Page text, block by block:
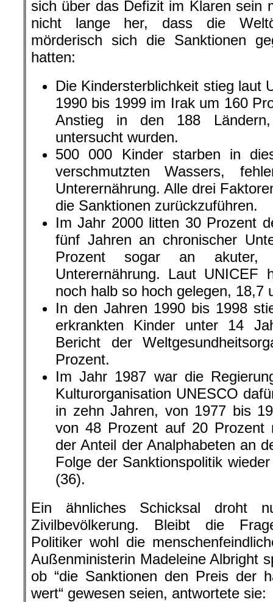
sich über das Defizit im Klaren sein
nicht lange her, dass die
mörderisch sich die Sanktionen
hatten:
Die Kindersterblichkeit stieg laut
1990 bis 1999 im Irak um 160
Anstieg in den 188
untersucht wurden.
500 000 Kinder starben in
verschmutzten Wassers,
Unterernährung. Alle drei
die Sanktionen zurückzuführen.
Im Jahr 2000 litten 30 Prozent
fünf Jahren an chronischer
Prozent sogar an akuter,
Unterernährung. Laut UNICEF
noch halb so hoch gelegen, 18,7
In den Jahren 1990 bis 1998
erkrankten Kinder unter 14
Bericht der
Prozent.
Im Jahr 1987 war die
Kulturorganisation UNESCO
in zehn Jahren, von 1977 bis
von 48 Prozent auf 20 Prozent
der Anteil der Analphabeten an
Folge der Sanktionspolitik
(36).
Ein ähnliches Schicksal droht
Zivilbevölkerung. Bleibt die
Politiker wohl die
Außenministerin Madeleine Albright
ob “die Sanktionen den Preis der
wert“ gewesen seien, antwortete sie: